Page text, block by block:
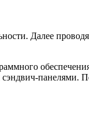
Далее